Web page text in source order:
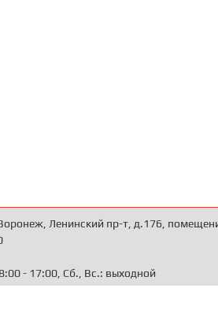
Ленинский пр-т, д.176,
- 17:00, Сб., Вс.: выходной